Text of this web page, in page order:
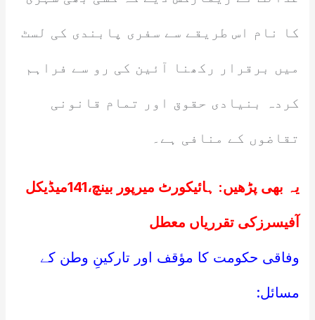
کا نام اس طریقے سے سفری پابندی کی لسٹ
میں برقرار رکھنا آئین کی رو سے فراہم
کردہ بنیادی حقوق اور تمام قانونی
تقاضوں کے منافی ہے۔
یہ بھی پڑھیں: ہائیکورٹ میرپور بینچ،141میڈیکل
آفیسرزکی تقرریاں معطل
وفاقی حکومت کا مؤقف اور تارکینِ وطن کے
مسائل: